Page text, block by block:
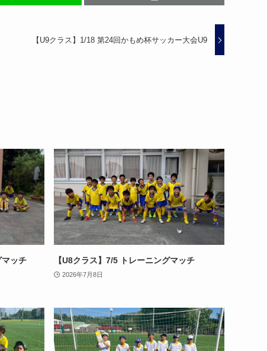
【U9クラス】1/18 第24回かもめ杯サッカー大会U9
マッチ 【U8クラス】7/5 トレーニングマッチ
2026年7月8日